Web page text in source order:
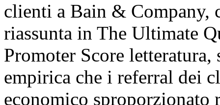
clienti a Bain & Company,
riassunta in The Ultimate
Promoter Score
empirica che i referral dei
economico